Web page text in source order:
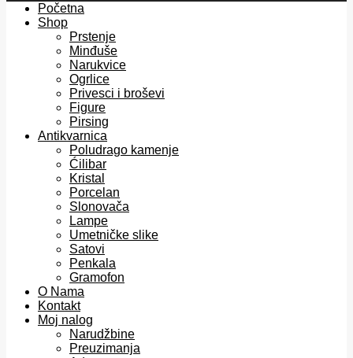
Početna
Shop
Prstenje
Minđuše
Narukvice
Ogrlice
Privesci i broševi
Figure
Pirsing
Antikvarnica
Poludrago kamenje
Ćilibar
Kristal
Porcelan
Slonovača
Lampe
Umetničke slike
Satovi
Penkala
Gramofon
O Nama
Kontakt
Moj nalog
Narudžbine
Preuzimanja